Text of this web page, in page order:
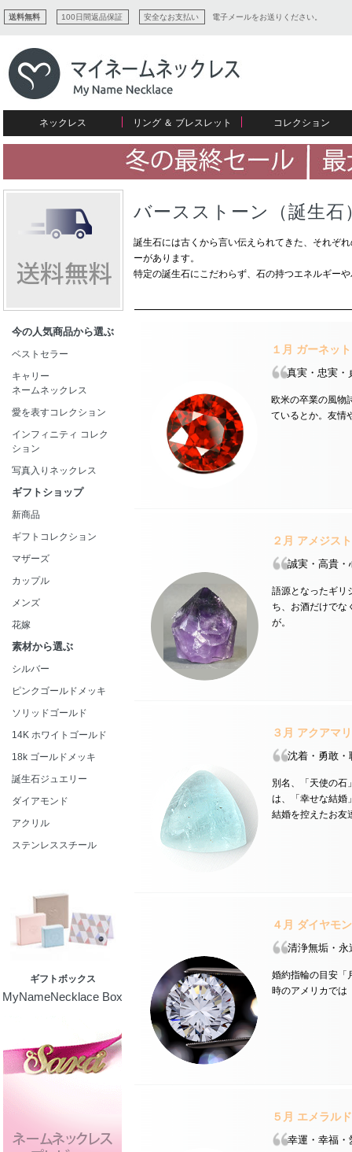
送料無料 100日間返品保証 安全なお支払い 電子メールをお送りください。
ネックレス
すべてコレクションを見る
ネームネックレス
プチネームネックレス
リング ＆ ブレスレット
リング
愛のブレスレット
コレクション
愛を表すコレクション
イニシャルジュエリー
誕生石コレクション
バーネックレスコレクション
ディスクとサークルのコレクション
ネームプレビュー
マザーズ
メンズ
ギフトコレクション
今の人気商品から選ぶ
ベストセラー
キャリー
ネームネックレス
愛を表すコレクション
インフィニティ コレク
ション
写真入りネックレス
ギフトショップ
新商品
ギフトコレクション
マザーズ
カップル
メンズ
花嫁
素材から選ぶ
シルバー
ピンクゴールドメッキ
ソリッドゴールド
14K ホワイトゴールド
18k ゴールドメッキ
誕生石ジュエリー
ダイアモンド
アクリル
ステンレススチール
ギフトボックス
MyNameNecklace Box
バースストーン（誕生石
誕生石には古くから言い伝えられてきた、それぞ
ーがあります。
特定の誕生石にこだわらず、石の持つエネルギー
１月 ガーネット
真実・忠実・
欧米の卒業の風物
ているとか。友情
２月 アメジスト
誠実・高貴・
語源となったギリ
ち、お酒だけでな
が。
３月 アクアマ
沈着・勇敢・
別名、「天使の石
は、「幸せな結婚
結婚を控えたお友
４月 ダイヤモ
清浄無垢・
婚約指輪の目安「
時のアメリカでは
５月 エメラルド
幸運・幸福